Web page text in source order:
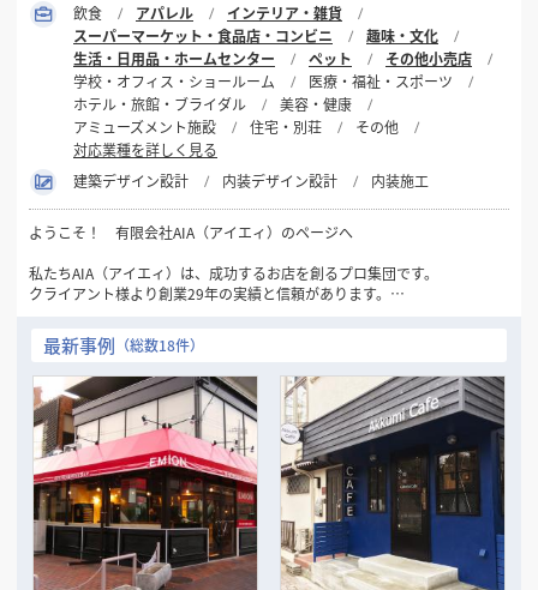
飲食
アパレル
インテリア・雑貨
スーパーマーケット・食品店・コンビニ
趣味・文化
生活・日用品・ホームセンター
ペット
その他小売店
学校・オフィス・ショールーム
医療・福祉・スポーツ
ホテル・旅館・ブライダル
美容・健康
アミューズメント施設
住宅・別荘
その他
対応業種を詳しく見る
建築デザイン設計
内装デザイン設計 内装施工
ようこそ！ 有限会社AIA（アイエィ）のページへ
私たちAIA（アイエィ）は、成功するお店を創るプロ集団です。
クライアント様より創業29年の実績と信頼があります。
最初の御相談と御見積りは無料です。
■仕事のおおよその流れは、
お客様からの御相談➡物件探しのお手伝い➡レイアウト・3DCGパースな
どの御提案
➡御見積書の御提案➡成約➡工事施工➡完成引渡し➡開店準備➡オープン
➡アフターフォロー
■その他に次のようなご相談にも応じます、
◦ファイナンスの御相談
◦リースの御相談
◦物件取得の御相談（サブリースや大家さんなどへの対応）
◦その他お店に関するすべての御相談
最新事例 （総数18件）